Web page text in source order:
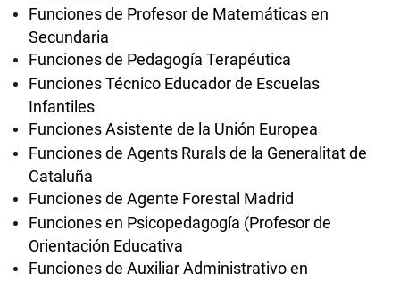
Funciones de Profesor de Matemáticas en
Secundaria
Funciones de Pedagogía Terapéutica
Funciones Técnico Educador de Escuelas
Infantiles
Funciones Asistente de la Unión Europea
Funciones de Agents Rurals de la Generalitat de
Cataluña
Funciones de Agente Forestal Madrid
Funciones en Psicopedagogía (Profesor de
Orientación Educativa
Funciones de Auxiliar Administrativo en